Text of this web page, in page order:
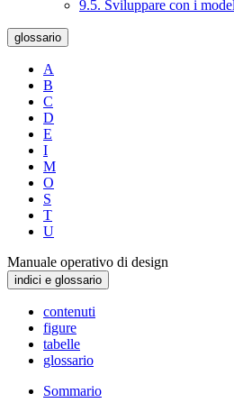
9.5. Sviluppare con i
glossario
A
B
C
D
E
I
M
O
S
T
U
Manuale operativo di design
indici e glossario
contenuti
figure
tabelle
glossario
Sommario